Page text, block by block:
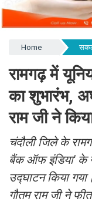
Home
रामगढ़ में
का शुभारंभ,
राम जी ने
चंदौली जिले के
बैंक ऑफ इंडिया' के
उद्घाटन किया गया।
गौतम राम जी ने